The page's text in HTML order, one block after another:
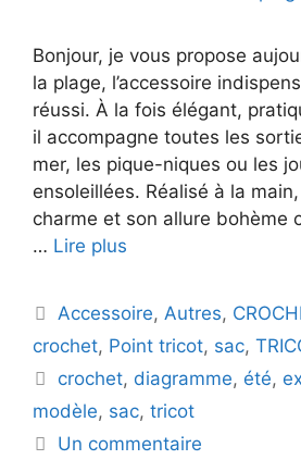
Bonjour, je vous propose
la plage, l’accessoire
réussi. À la fois élégant,
il accompagne toutes les
mer, les pique-niques ou les
ensoleillées. Réalisé à la
charme et son allure bohème
… Lire plus
Catégories
Accessoire, Autres,
crochet, Point tricot, sac,
Étiquettes
crochet, diagramme, été,
modèle, sac, tricot
Un commentaire